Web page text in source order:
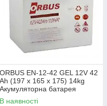
ORBUS EN-12-42 GEL 12V 42
Ah (197 x 165 x 175) 14kg
Акумуляторна батарея
В наявності